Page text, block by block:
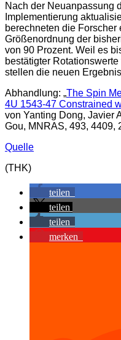
Nach der Neuanpassung
Implementierung
berechneten die Forscher
Größenordnung der
von 90 Prozent. Weil es
bestätigter
stellen die neuen
Abhandlung: „The Spin
4U 1543-47 Constrained
von Yanting Dong, Javier
Gou, MNRAS, 493, 4409,
Quelle
(THK)
teilen
teilen
teilen
merken